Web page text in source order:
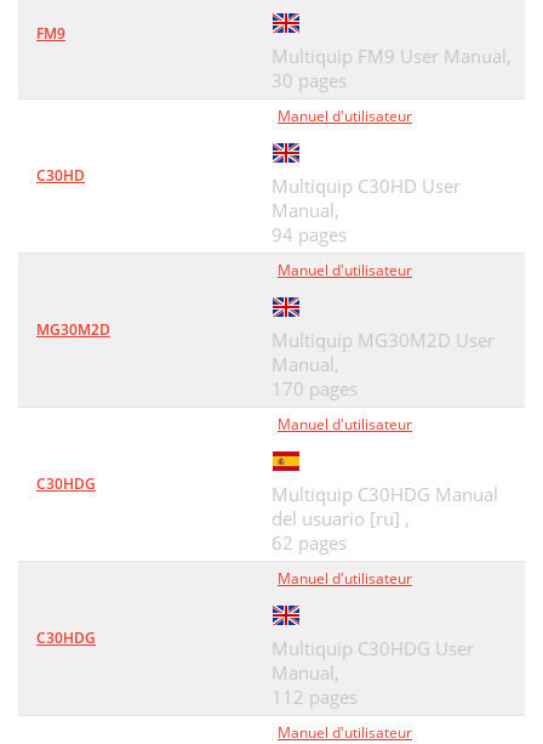
FM9
Multiquip FM9 User Manual,
30 pages
C30HD
Manuel d'utilisateur
Multiquip C30HD User
Manual,
94 pages
MG30M2D
Manuel d'utilisateur
Multiquip MG30M2D User
Manual,
170 pages
C30HDG
Manuel d'utilisateur
Multiquip C30HDG Manual
del usuario [ru] ,
62 pages
C30HDG
Manuel d'utilisateur
Multiquip C30HDG User
Manual,
112 pages
Manuel d'utilisateur